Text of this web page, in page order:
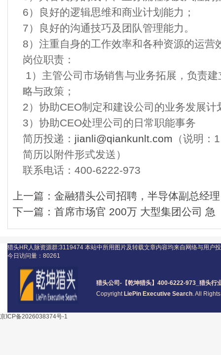
6）良好的逻辑思维和商业计划能力；
7）良好的沟通技巧及团队管理能力。
8）注重自身的工作效率和各种资源的运营
岗位职责：
1）主管公司市场销售与业务拓展，负责
略与政策；
2）协助CEO制定和建设公司的业务发展计
3）协助CEO处理公司的日常职能事务
简历投递： jianli@qiankunlt.com （说明
简历以附件形式发送）
联系电话：400-6222-973
上一篇： 金融猎头公司招聘，半导体副总经
下一篇： 首席市场官 200万 大型集团公司 急
猎头公司 -【乾坤猎头】400-6222-973_ 猎头行
Copyright LiePin Executive Search. All
猎头HR人脉资源群:3119474 本站中所用图片及转载文章内容均来自网络与用户
今日访问量： 80261
京ICP备2026038374号-1